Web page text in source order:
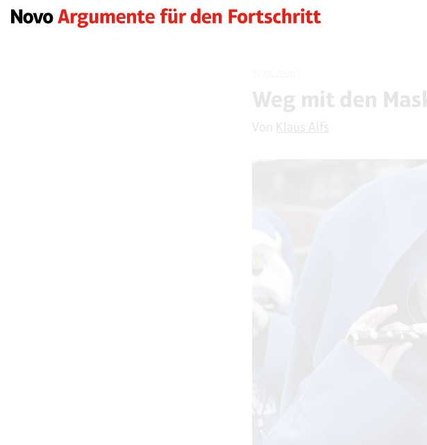
Weg mit den
Von Klaus Alfs